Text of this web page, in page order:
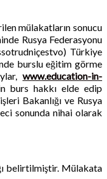
mülakatların sonucu
Rusya Federasyonu
Türkiye
burslu eğitim görme
www.education-in-
burs hakkı elde edip
Bakanlığı ve Rusya
sonunda nihai olarak
belirtilmiştir. Mülakata